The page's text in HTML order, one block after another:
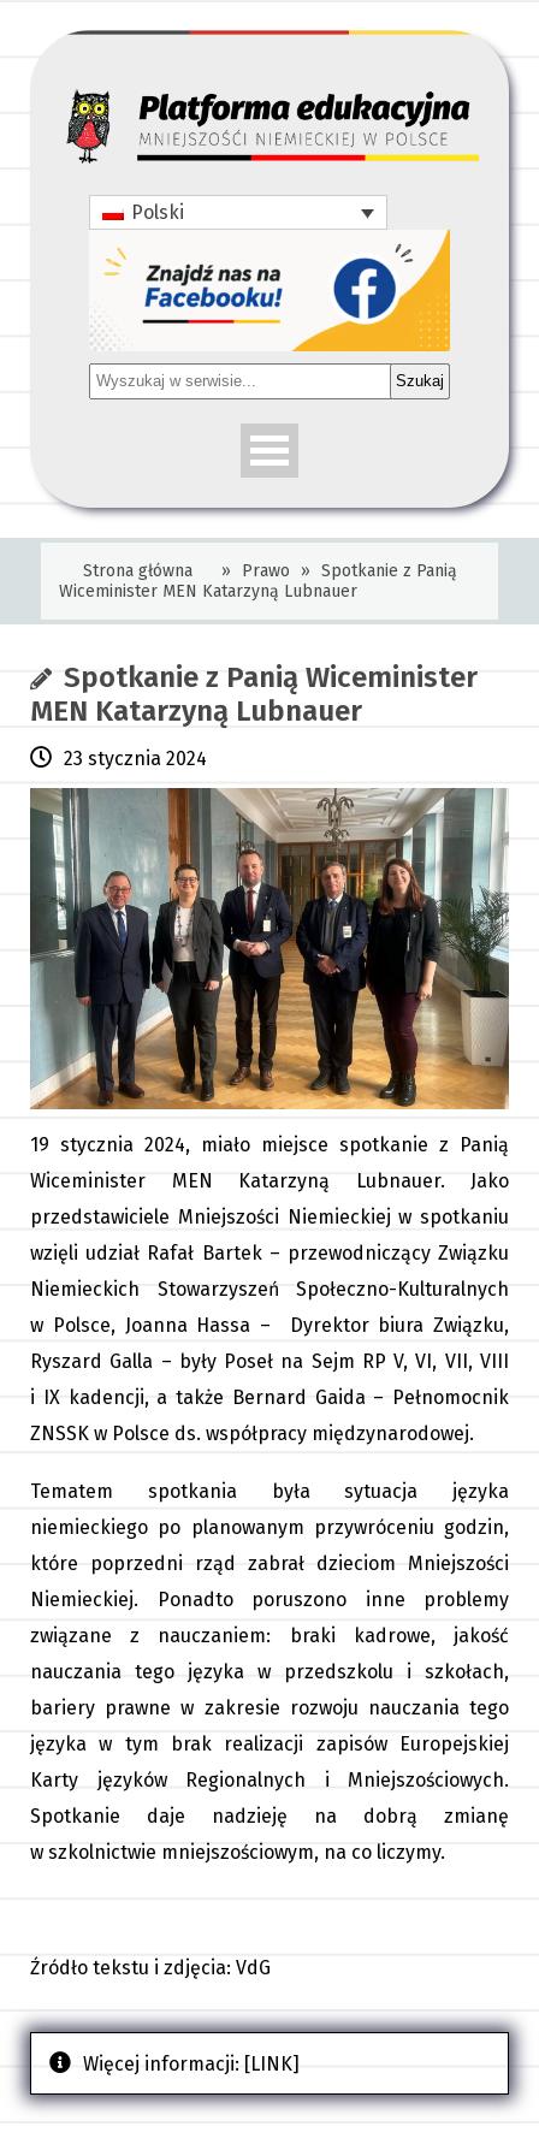
Polski
Szukaj
Strona główna » Prawo » Spotkanie z Panią
Wiceminister MEN Katarzyną Lubnauer
Spotkanie z Panią Wiceminister
MEN Katarzyną Lubnauer
23 stycznia 2024
19 stycznia 2024, miało miejsce spotkanie z Panią
Wiceminister MEN Katarzyną Lubnauer. Jako
przedstawiciele Mniejszości Niemieckiej w spotkaniu
wzięli udział Rafał Bartek – przewodniczący Związku
Niemieckich Stowarzyszeń Społeczno-Kulturalnych
w Polsce, Joanna Hassa – Dyrektor biura Związku,
Ryszard Galla – były Poseł na Sejm RP V, VI, VII, VIII
i IX kadencji, a także Bernard Gaida – Pełnomocnik
ZNSSK w Polsce ds. współpracy międzynarodowej.
Tematem spotkania była sytuacja języka
niemieckiego po planowanym przywróceniu godzin,
które poprzedni rząd zabrał dzieciom Mniejszości
Niemieckiej. Ponadto poruszono inne problemy
związane z nauczaniem: braki kadrowe, jakość
nauczania tego języka w przedszkolu i szkołach,
bariery prawne w zakresie rozwoju nauczania tego
języka w tym brak realizacji zapisów Europejskiej
Karty języków Regionalnych i Mniejszościowych.
Spotkanie daje nadzieję na dobrą zmianę
w szkolnictwie mniejszościowym, na co liczymy.
Źródło tekstu i zdjęcia: VdG
Więcej informacji: [LINK]